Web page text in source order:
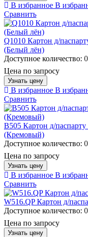
В избранное В
Сравнить
Q1010 Картон д/
(Белый лён)
Доступное количество:
Цена по запросу
Узнать цену
В избранное В
Сравнить
B505 Картон д/
(Кремовый)
Доступное количество:
Цена по запросу
Узнать цену
В избранное В
Сравнить
W516.QP Картон д/
Доступное количество:
Цена по запросу
Узнать цену